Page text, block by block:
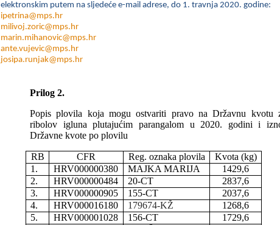
elektronskim putem na sljedeće e-mail adrese, do 1. travnja 2020. godine:
ipetrina@mps.hr
milivoj.zoric@mps.hr
marin.mihanovic@mps.hr
ante.vujevic@mps.hr
josipa.runjak@mps.hr
Prilog 2.
Popis plovila koja mogu ostvariti pravo na Državnu kvotu
ribolov igluna plutajućim parangalom u 2020. godini i
Državne kvote po plovilu
RB CFR Reg. oznaka plovila
Kvota (kg)
1.
HRV000000380 MAJKA MARIJA
1429,6
2.
HRV000000484 20-CT
2837,6
3.
HRV000000905 155-CT
2037,6
4.
HRV000016180 179674-KŽ
1268,6
5.
HRV000001028 156-CT
1729,6